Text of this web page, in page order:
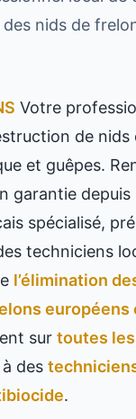
des nids de
Votre
de nids
et guêpes.
garantie depuis
spécialisé,
techniciens
l’élimination
européens
sur toutes
des
.